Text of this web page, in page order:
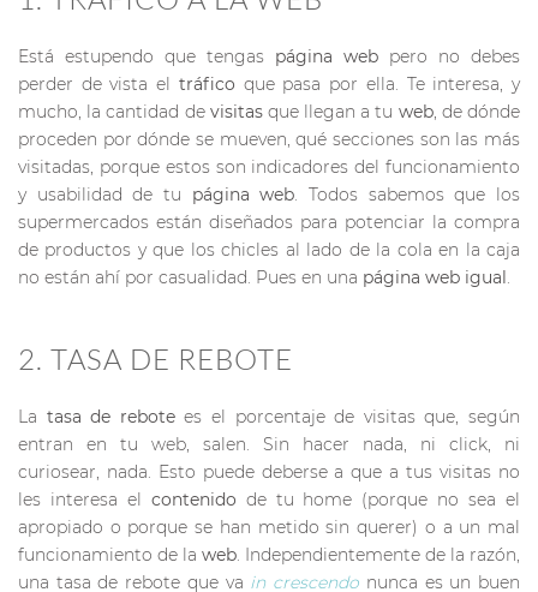
Está estupendo que tengas página web pero no debes
perder de vista el tráfico que pasa por ella. Te interesa, y
mucho, la cantidad de visitasque llegan a tu web, de dónde
proceden por dónde se mueven, qué secciones son las más
visitadas, porque estos son indicadores del funcionamiento
y usabilidad de tu página web. Todos sabemos que los
supermercados están diseñados para potenciar la compra
de productos y que los chicles al lado de la cola en la caja
no están ahí por casualidad. Pues en una página web igual .
2. TASA DE REBOTE
La tasa de rebotees el porcentaje de visitas que, según
entran en tu web, salen. Sin hacer nada, ni click, ni
curiosear, nada. Esto puede deberse a que a tus visitas no
les interesa el contenido de tu home (porque no sea el
apropiado o porque se han metido sin querer) o a un mal
funcionamiento de la web. Independientemente de la razón,
una tasa de rebote que va in crescendo nunca es un buen